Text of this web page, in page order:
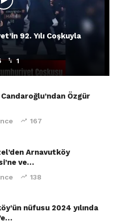
92. Yılı Coşkuyla
1
Özgür
167
Arnavutköy
ve…
138
nüfusu 2024 yılında